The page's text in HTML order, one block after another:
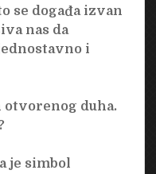
se događa izvan
nas da
i
otvorenog duha.
je simbol